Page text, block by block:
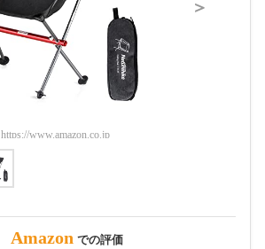
https://www.amazon.co.jp
＞
Amazon での評価